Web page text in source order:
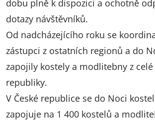
dobu plně k dispozici a ochotně
dotazy návštěvníků.
Od nadcházejícího roku se
zástupci z ostatních regionů a do
zapojily kostely a modlitebny z celé
republiky.
V České republice se do Noci
zapojuje na 1 400 kostelů a